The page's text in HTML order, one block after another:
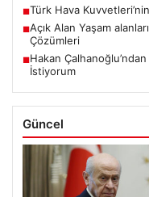
■Türk Hava
■Açık Alan Yaşam
Çözümleri
■Hakan
İstiyorum
Güncel